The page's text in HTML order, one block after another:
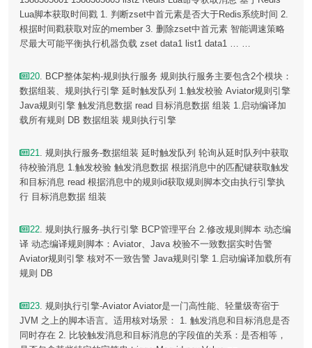
Lua脚本获取时间戳 1. 判断zset中首元素是否大于Redis系统时间 2.
根据时间戳获取对应的member 3. 删除zset中首元素 智能调速策略
尽最大可能平衡执行机器负载 zset data1 list1 data1 … …
20. BCP整体架构-规则执行服务 规则执行服务主要包含2个模块：
数据组装、规则执行引擎 延时触发队列 1.触发校验 Aviator规则引擎
Java规则引擎 触发消息数据 read 目标消息数据 组装 1.启动编译加
载所有规则 DB 数据组装 规则执行引擎
21. 规则执行服务-数据组装 延时触发队列 轮询从延时队列中获取
待校验消息 1.触发校验 触发消息数据 根据消息中的匹配键获取触发
和目标消息 read 根据消息中的规则id获取规则脚本交由执行引擎执
行 目标消息数据 组装
22. 规则执行服务-执行引擎 BCP管理平台 2.修改规则脚本 动态编
译 动态编译规则脚本：Aviator、Java 校验不一致数据实时告警
Aviator规则引擎 核对不一致告警 Java规则引擎 1.启动编译加载所有
规则 DB
23. 规则执行引擎-Aviator Aviator是一门高性能、轻量级寄宿于
JVM 之上的脚本语言。适用核对场景： 1. 触发消息和目标消息是否
同时存在 2. 比较触发消息和目标消息的字段值的关系：是否相等，